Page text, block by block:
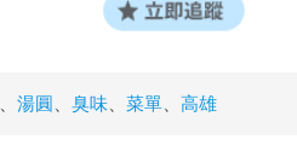
湯圓 臭味 菜單 高雄